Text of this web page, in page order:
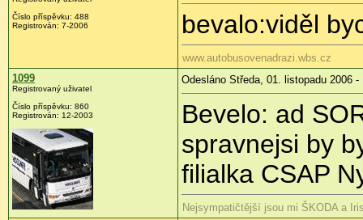
Číslo příspěvku: 488
Registrován: 7-2006
bevalo:viděl
www.autobusovenadrazi.wbs.cz
1099
Registrovaný uživatel
Číslo příspěvku: 860
Registrován: 12-2003
Odesláno Středa, 01. listopadu 2006 -
Bevelo: ad
spravnejsi by
filialka CSAP
Nejsympatičtější jsou mi ŠKODA a